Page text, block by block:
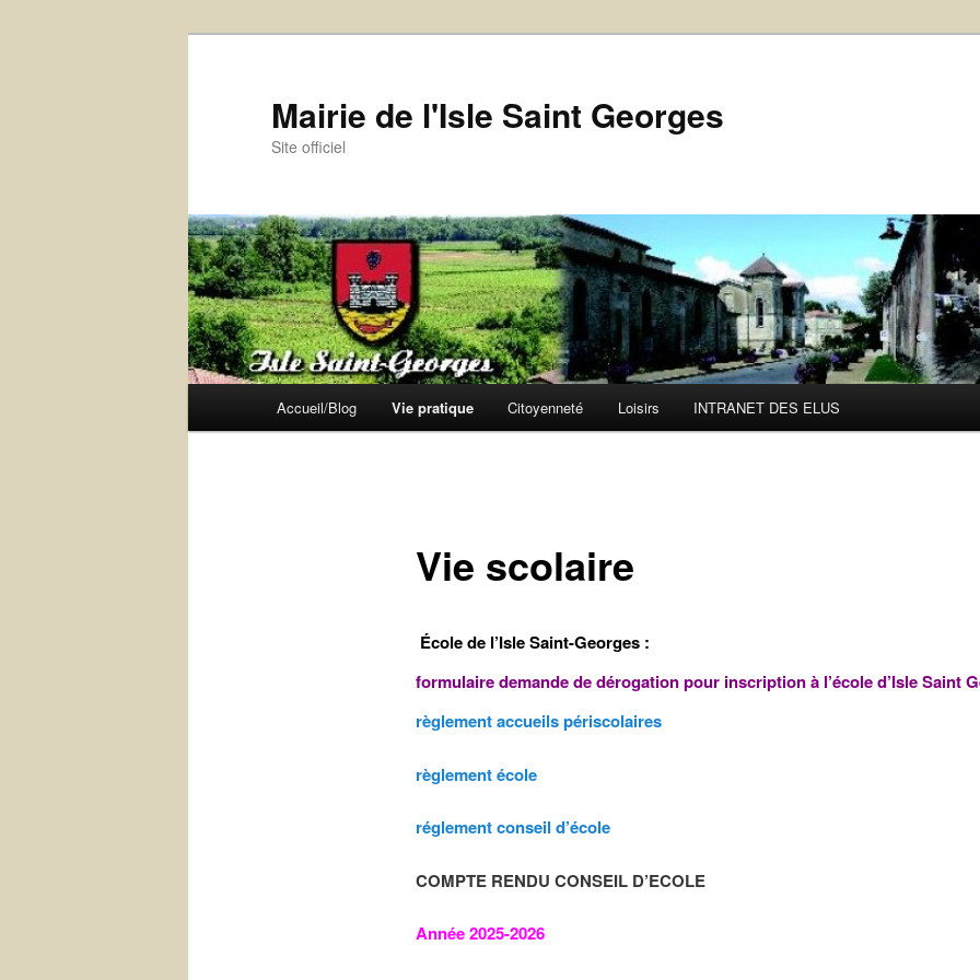
Mairie de l'Isle Saint Georges
Site officiel
Accueil/Blog Vie pratique Citoyenneté Loisirs INTRANET DES ELUS
Vie scolaire
École de l’Isle Saint-Georges :
formulaire demande de dérogation pour inscription à l’école d’Isle Saint
règlement accueils périscolaires
règlement école
réglement conseil d’école
COMPTE RENDU CONSEIL D’ECOLE
Année 2025-2026